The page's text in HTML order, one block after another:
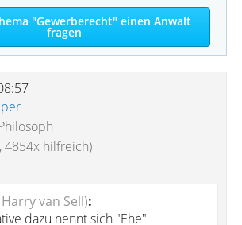
"Gewerberecht" einen Anwalt
fragen
4854x hilfreich)
van Sell):
dazu nennt sich "Ehe"